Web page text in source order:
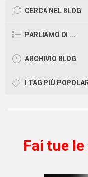
CERCA NEL BLOG
PARLIAMO DI ...
ARCHIVIO BLOG
I TAG PIÙ
Fai tue